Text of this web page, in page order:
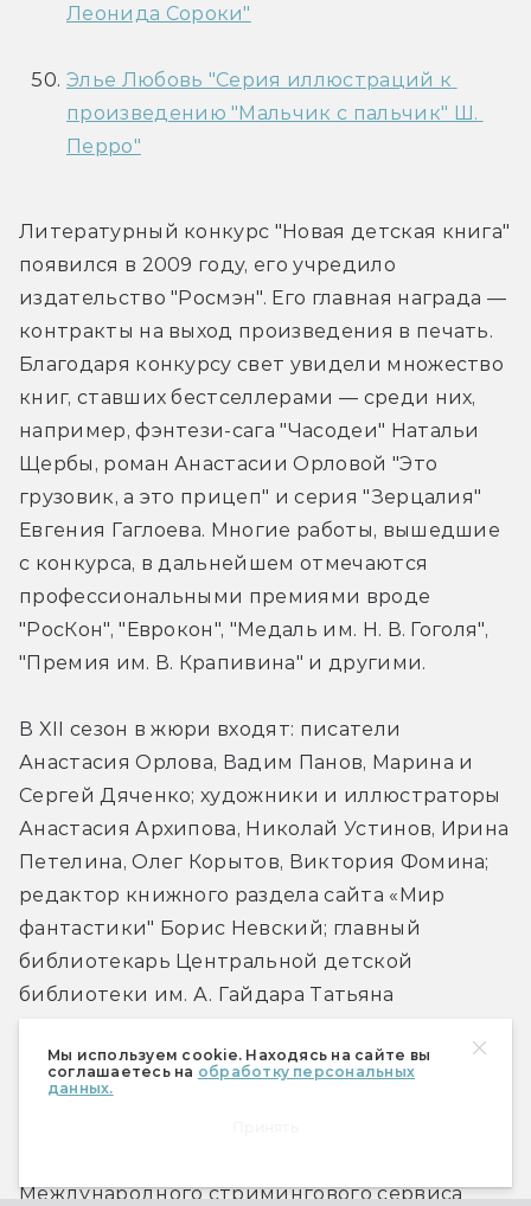
Мы используем cookie. Находясь на сайте вы
соглашаетесь на обработку персональных
данных.
Леонида Сороки"
Элье Любовь "Серия иллюстраций к
произведению "Мальчик с пальчик" Ш.
Перро"
Литературный конкурс "Новая детская книга"
появился в 2009 году, его учредило
издательство "Росмэн". Его главная награда —
контракты на выход произведения в печать.
Благодаря конкурсу свет увидели множество
книг, ставших бестселлерами — среди них,
например, фэнтези-сага "Часодеи" Натальи
Щербы, роман Анастасии Орловой "Это
грузовик, а это прицеп" и серия "Зерцалия"
Евгения Гаглоева. Многие работы, вышедшие
с конкурса, в дальнейшем отмечаются
профессиональными премиями вроде
"РосКон", "Еврокон", "Медаль им. Н. В. Гоголя",
"Премия им. В. Крапивина" и другими.
В XII сезон в жюри входят: писатели
Анастасия Орлова, Вадим Панов, Марина и
Сергей Дяченко; художники и иллюстраторы
Анастасия Архипова, Николай Устинов, Ирина
Петелина, Олег Корытов, Виктория Фомина;
редактор книжного раздела сайта «Мир
фантастики" Борис Невский; главный
библиотекарь Центральной детской
библиотеки им. А. Гайдара Татьяна
Ксения Краснова; композитор Григорий
Гладков; литературный критик Наталья
Международного стримингового сервиса